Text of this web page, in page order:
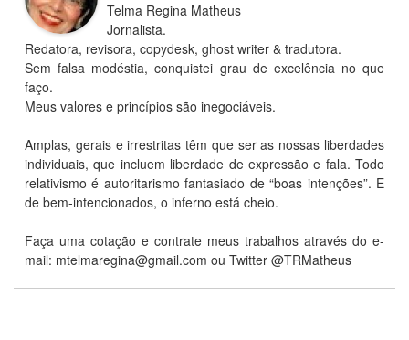
Telma Regina Matheus
Jornalista.
Redatora, revisora, copydesk, ghost writer & tradutora.
Sem falsa modéstia, conquistei grau de excelência no que
faço.
Meus valores e princípios são inegociáveis.
Amplas, gerais e irrestritas têm que ser as nossas liberdades
individuais, que incluem liberdade de expressão e fala. Todo
relativismo é autoritarismo fantasiado de “boas intenções”. E
de bem-intencionados, o inferno está cheio.
Faça uma cotação e contrate meus trabalhos através do e-
mail: mtelmaregina@gmail.com ou Twitter @TRMatheus